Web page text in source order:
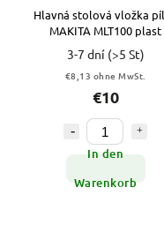
Hlavná stolová vložka
MAKITA MLT100 plast
3-7 dní (>5 St)
€8,13 ohne MwSt.
€10
In den
Warenkorb